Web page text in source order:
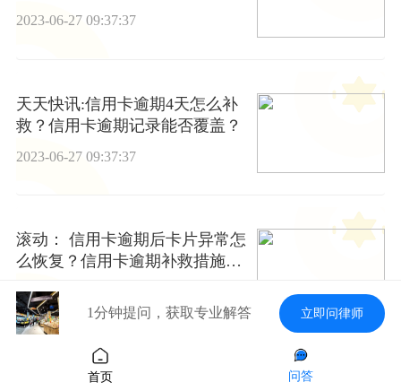
2023-06-27 09:37:37
天天快讯:信用卡逾期4天怎么补
救？信用卡逾期记录能否覆盖？
2023-06-27 09:37:37
滚动： 信用卡逾期后卡片异常怎
么恢复？信用卡逾期补救措施有
2023-06-27 09:37:37
信用卡怎样办理停息挂账？信用
1分钟提问，获取专业解答 立即问律师
首页 问答